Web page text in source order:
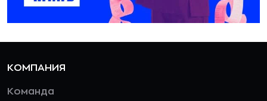
КОМПАНИЯ
Команда